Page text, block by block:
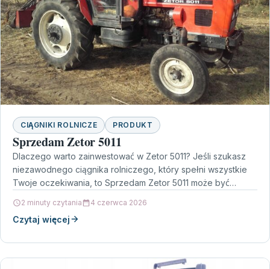
CIĄGNIKI ROLNICZE PRODUKT
Sprzedam Zetor 5011
Dlaczego warto zainwestować w Zetor 5011? Jeśli szukasz
niezawodnego ciągnika rolniczego, który spełni wszystkie
Twoje oczekiwania, to Sprzedam Zetor 5011 może być
2 minuty czytania 4 czerwca 2026
Czytaj więcej